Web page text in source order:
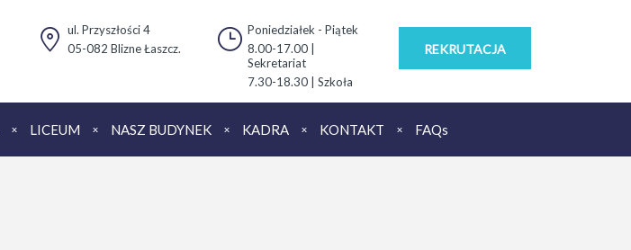
ul. Przyszłości 4
05-082 Blizne Łaszcz.
Poniedziałek - Piątek
8.00-17.00 |
Sekretariat
7.30-18.30 | Szkoła
REKRUTACJA
LICEUM NASZ BUDYNEK KADRA KONTAKT FAQs